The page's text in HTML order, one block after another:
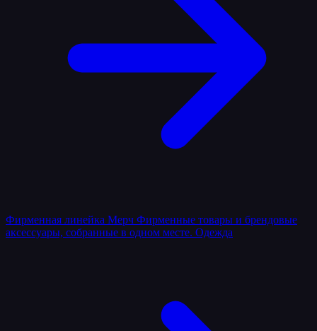
Фирменная линейка Мерч Фирменные товары и брендовые
аксессуары, собранные в одном месте. Одежда